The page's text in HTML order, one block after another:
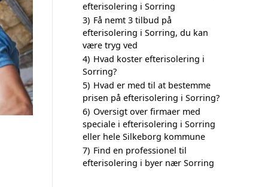
efterisolering i Sorring
3) Få nemt 3 tilbud på
efterisolering i Sorring, du kan
være tryg ved
4) Hvad koster efterisolering i
Sorring?
5) Hvad er med til at bestemme
prisen på efterisolering i Sorring?
6) Oversigt over firmaer med
speciale i efterisolering i Sorring
eller hele Silkeborg kommune
7) Find en professionel til
efterisolering i byer nær Sorring